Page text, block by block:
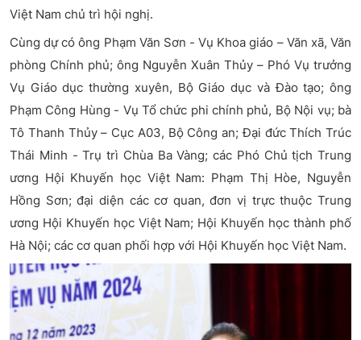
Việt Nam chủ trì hội nghị.
Cùng dự có ông Phạm Văn Sơn - Vụ Khoa giáo – Văn xã, Văn
phòng Chính phủ; ông Nguyễn Xuân Thủy – Phó Vụ trưởng
Vụ Giáo dục thường xuyên, Bộ Giáo dục và Đào tạo; ông
Phạm Công Hùng - Vụ Tổ chức phi chính phủ, Bộ Nội vụ; bà
Tô Thanh Thủy – Cục A03, Bộ Công an; Đại đức Thích Trúc
Thái Minh - Trụ trì Chùa Ba Vàng; các Phó Chủ tịch Trung
ương Hội Khuyến học Việt Nam: Phạm Thị Hòe, Nguyễn
Hồng Sơn; đại diện các cơ quan, đơn vị trực thuộc Trung
ương Hội Khuyến học Việt Nam; Hội Khuyến học thành phố
Hà Nội; các cơ quan phối hợp với Hội Khuyến học Việt Nam.